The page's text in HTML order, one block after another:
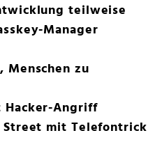
teilweise
Manager
zu
Hacker-Angriff
mit Telefontrick